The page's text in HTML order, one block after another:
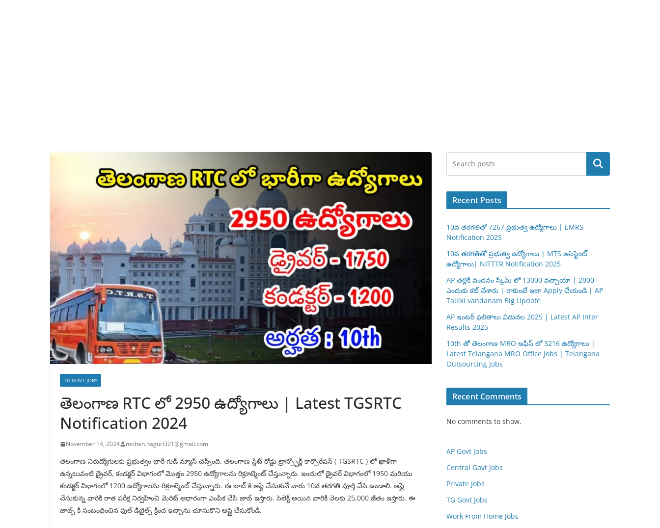
TG GOVT JOBS
తెలంగాణ RTC లో 2950 ఉద్యోగాలు | Latest TGSRTC
Notification 2024
November 14, 2024 mohan.naguri321@gmail.com
తెలంగాణ నిరుద్యోగులకు ప్రభుత్వం భారీ గుడ్ న్యూస్ చెప్పింది. తెలంగాణ స్టేట్ రోడ్డు ట్రాన్స్పోర్ట్ కార్పొరేషన్ ( TGSRTC ) లో ఖాళీగా
ఉన్నటువంటి డ్రైవర్, కండక్టర్ విభాగంలో మొత్తం 2950 ఉద్యోగాలను రిక్రూట్మెంట్ చేస్తున్నారు. ఇందులో డ్రైవర్ విభాగంలో 1950 మరియు
కండక్టర్ విభాగంలో 1200 ఉద్యోగాలను రిక్రూట్మెంట్ చేస్తున్నారు. ఈ జాబ్ కి అప్లై చేసుకునే వారు 10వ తరగతి పూర్తి చేసి ఉండాలి. అప్లై
చేసుకున్న వారికి రాత పరీక్ష నిర్వహించి మెరిట్ ఆధారంగా ఎంపిక చేసి జాబ్ ఇస్తారు. సెలెక్ట్ అయిన వారికి నెలకు 25,000 జీతం ఇస్తారు. ఈ
జాబ్స్ కి సంబంధించిన ఫుల్ డిటైల్స్ క్రింద ఇచ్చాను చూసుకొని అప్లై చేసుకోండి.
Search
Recent Posts
10వ తరగతితో 7267 ప్రభుత్వ ఉద్యోగాలు | EMRS
Notification 2025
10వ తరగతితో ప్రభుత్వ ఉద్యోగాలు | MTS అసిస్టెంట్
ఉద్యోగాలు| NITTTR Notification 2025
AP తల్లికి వందనం స్కీమ్ లో 13000 వచ్చాయా | 2000
ఎందుకు కట్ చేశారు | రాకుంటే ఇలా Apply చేయండి | AP
Talliki vandanam Big Update
AP ఇంటర్ ఫలితాలు విడుదల 2025 | Latest AP Inter
Results 2025
10th తో తెలంగాణ MRO ఆఫీస్ లో 3216 ఉద్యోగాలు |
Latest Telangana MRO Office Jobs | Telangana
Outsourcing Jobs
Recent Comments
No comments to show.
AP Govt Jobs
Central Govt Jobs
Private Jobs
TG Govt Jobs
Work From Home Jobs